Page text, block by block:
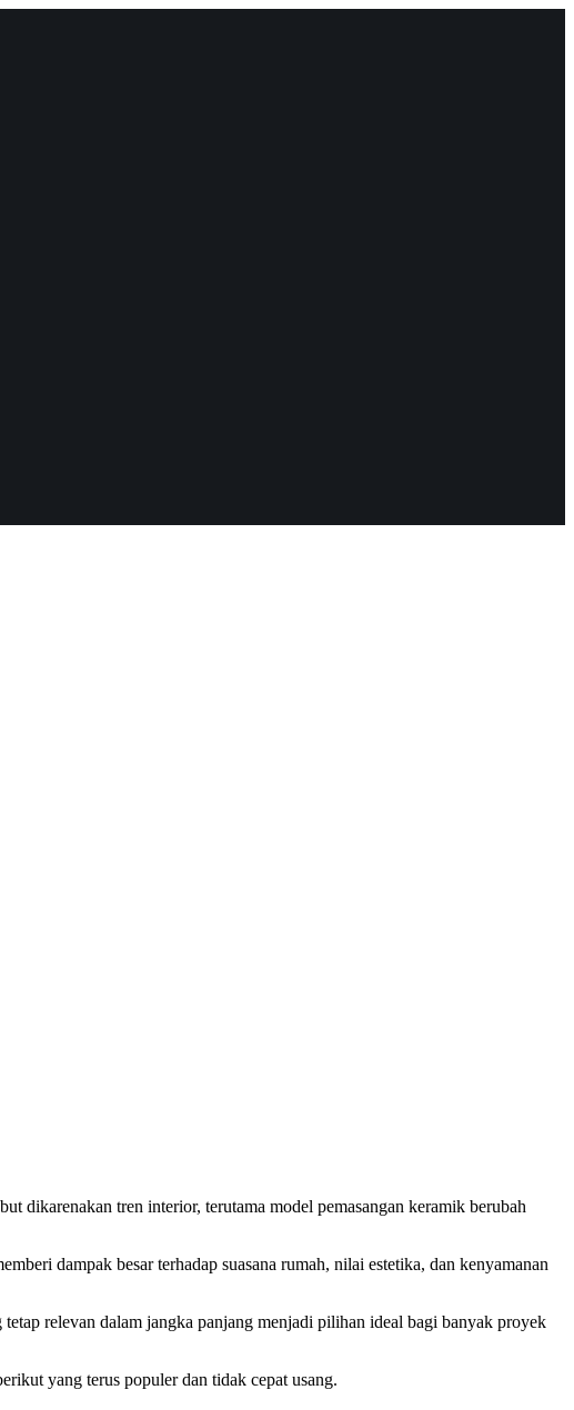
dikarenakan tren interior, terutama model pemasangan keramik berubah
dampak besar terhadap suasana rumah, nilai estetika, dan kenyamanan
relevan dalam jangka panjang menjadi pilihan ideal bagi banyak proyek
yang terus populer dan tidak cepat usang.